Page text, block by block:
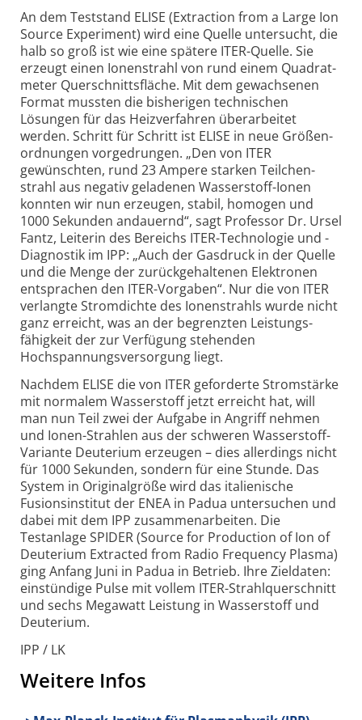
An dem Teststand ELISE (Extraction from a Large Ion
Source Experiment) wird eine Quelle untersucht, die
halb so groß ist wie eine spätere ITER-Quelle. Sie
erzeugt einen Ionen­strahl von rund einem Quadrat­
meter Querschnitts­fläche. Mit dem gewachsenen
Format mussten die bisherigen technischen
Lösungen für das Heiz­verfahren überarbeitet
werden. Schritt für Schritt ist ELISE in neue Größen­
ordnungen vorgedrungen. „Den von ITER
gewünschten, rund 23 Ampere starken Teilchen­
strahl aus negativ geladenen Wasser­stoff-Ionen
konnten wir nun erzeugen, stabil, homogen und
1000 Sekunden andauernd“, sagt Professor Dr. Ursel
Fantz, Leiterin des Bereichs ITER-Technologie und -
Diagnostik im IPP: „Auch der Gas­druck in der Quelle
und die Menge der zurück­gehaltenen Elektronen
entsprachen den ITER-Vorgaben“. Nur die von ITER
verlangte Stromdichte des Ionen­strahls wurde nicht
ganz erreicht, was an der begrenzten Leistungs­
fähigkeit der zur Verfügung stehenden
Hochspannungs­versorgung liegt.
Nachdem ELISE die von ITER geforderte Strom­stärke
mit normalem Wasser­stoff jetzt erreicht hat, will
man nun Teil zwei der Aufgabe in Angriff nehmen
und Ionen-Strahlen aus der schweren Wasser­stoff-
Variante Deuterium erzeugen – dies allerdings nicht
für 1000 Sekunden, sondern für eine Stunde. Das
System in Original­größe wird das italienische
Fusions­institut der ENEA in Padua unter­suchen und
dabei mit dem IPP zusammen­arbeiten. Die
Testanlage SPIDER (Source for Production of Ion of
Deuterium Extracted from Radio Frequency Plasma)
ging Anfang Juni in Padua in Betrieb. Ihre Ziel­daten:
einstündige Pulse mit vollem ITER-Strahlquerschnitt
und sechs Megawatt Leistung in Wasser­stoff und
Deuterium.
IPP / LK
Weitere Infos